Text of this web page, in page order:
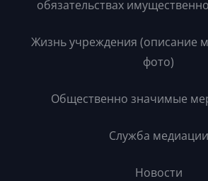
обязательствах
Жизнь учреждения (описание
фото)
Общественно значимые
Служба медиации
Новости